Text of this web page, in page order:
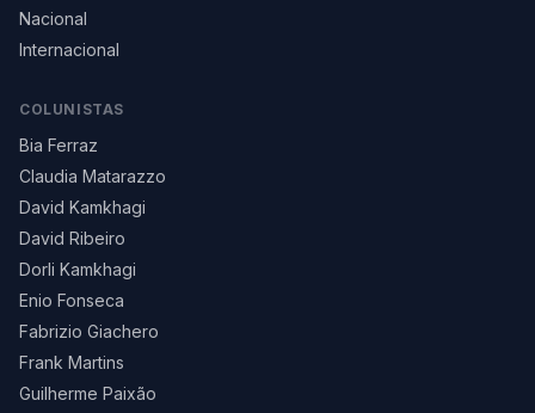
Nacional
Internacional
COLUNISTAS
Bia Ferraz
Claudia Matarazzo
David Kamkhagi
David Ribeiro
Dorli Kamkhagi
Enio Fonseca
Fabrizio Giachero
Frank Martins
Guilherme Paixão